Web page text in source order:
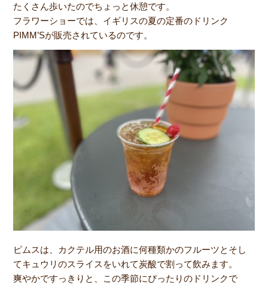
たくさん歩いたのでちょっと休憩です。
フラワーショーでは、イギリスの夏の定番のドリンク
PIMM’Sが販売されているのです。
ピムスは、カクテル用のお酒に何種類かのフルーツとそし
てキュウリのスライスをいれて炭酸で割って飲みます。
爽やかですっきりと、この季節にぴったりのドリンクで